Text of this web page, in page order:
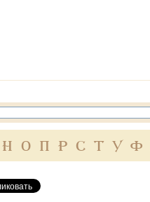
Н О П Р С Т У Ф